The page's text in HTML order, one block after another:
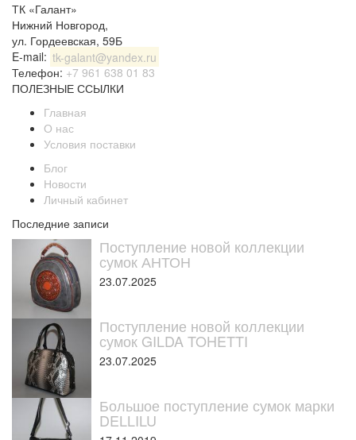
ТК «Галант»
Нижний Новгород,
ул. Гордеевская, 59Б
E-mail: tk-galant@yandex.ru
Телефон: +7 961 638 01 83
ПОЛЕЗНЫЕ ССЫЛКИ
Главная
О нас
Условия поставки
Блог
Новости
Личный кабинет
Последние записи
Поступление новой коллекции
сумок АНТОН
23.07.2025
Поступление новой коллекции
сумок GILDA TOHETTI
23.07.2025
Большое поступление сумок марки
DELLILU